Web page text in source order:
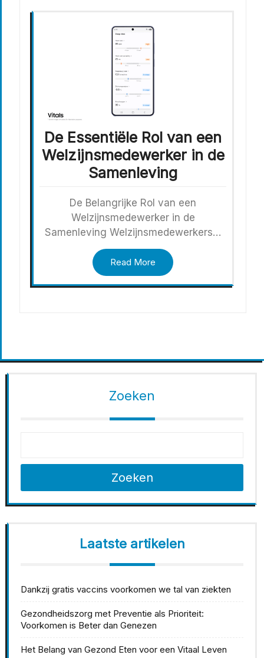
De Essentiële Rol van een
Welzijnsmedewerker in de
Samenleving
De Belangrijke Rol van een
Welzijnsmedewerker in de
Samenleving Welzijnsmedewerkers…
Read More
Zoeken
Zoeken
Laatste artikelen
Dankzij gratis vaccins voorkomen we tal van ziekten
Gezondheidszorg met Preventie als Prioriteit:
Voorkomen is Beter dan Genezen
Het Belang van Gezond Eten voor een Vitaal Leven